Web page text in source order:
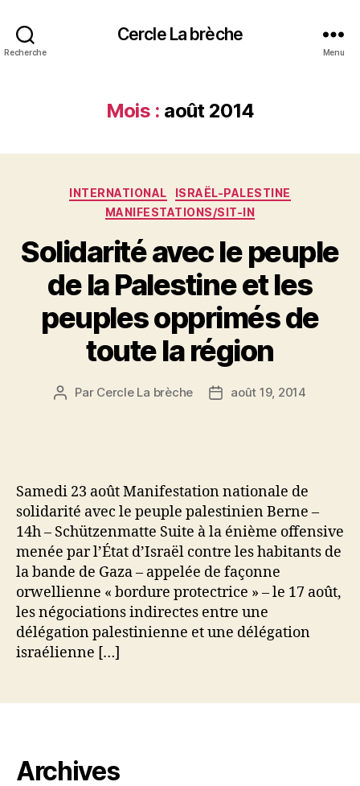
Recherche
Cercle La brèche
Menu
Mois : août 2014
Catégories
INTERNATIONAL
ISRAËL-PALESTINE
MANIFESTATIONS/SIT-IN
Solidarité avec le peuple
de la Palestine et les
peuples opprimés de
toute la région
Auteur
Par Cercle La brèche
Dateaoût 19, 2014
Samedi 23 août Manifestation nationale de
solidarité avec le peuple palestinien Berne –
14h – Schützenmatte Suite à la énième offensive
menée par l’État d’Israël contre les habitants de
la bande de Gaza – appelée de façonne
orwellienne « bordure protectrice » – le 17 août,
les négociations indirectes entre une
délégation palestinienne et une délégation
israélienne […]
Archives